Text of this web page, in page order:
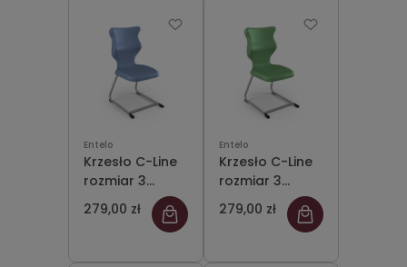
Entelo
Krzesło C-Line
rozmiar 3
siedzisko
pastelowy
niebieski/stelaż
szary
279,00 zł
Entelo
Krzesło C-Line
rozmiar 3
siedzisko
pastelowy
zielony/stelaż
szary
279,00 zł